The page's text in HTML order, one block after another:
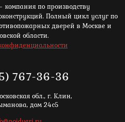
по производству
Полный цикл услуг по
дверей в Москве и
области.
767-36-36
обл., г. Клин,
дом 24с5